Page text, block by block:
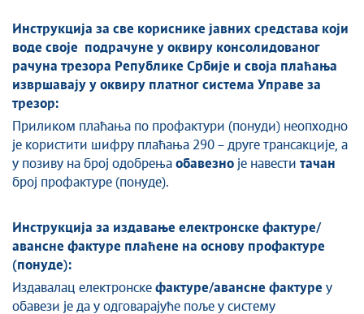
Инструкција за све кориснике јавних средстава који
воде своје подрачуне у оквиру консолидованог
рачуна трезора Републике Србије и своја плаћања
извршавају у оквиру платног система Управе за
трезор:
Приликом плаћања по профактури (понуди) неопходно
је користити шифру плаћања 290 – друге трансакције, а
у позиву на број одобрења обавезно је навести тачан
број профактуре (понуде).
Инструкција за издавање електронске фактуре/
авансне фактуре плаћене на основу профактуре
(понуде):
Издавалац електронске фактуре/авансне фактуре у
обавези је да у одговарајуће поље у систему